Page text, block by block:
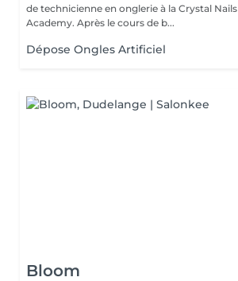
de technicienne en onglerie à la Crystal
Academy. Après le cours de b...
Dépose Ongles Artificiel
Bloom